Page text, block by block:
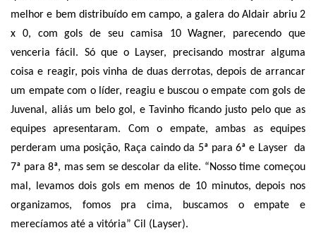
melhor e bem distribuído em campo, a galera do Aldair abriu 2
x 0, com gols de seu camisa 10 Wagner, parecendo que
venceria fácil. Só que o Layser, precisando mostrar alguma
coisa e reagir, pois vinha de duas derrotas, depois de arrancar
um empate com o líder, reagiu e buscou o empate com gols de
Juvenal, aliás um belo gol, e Tavinho ficando justo pelo que as
equipes apresentaram. Com o empate, ambas as equipes
perderam uma posição, Raça caindo da 5ª para 6ª e Layser da
7ª para 8ª, mas sem se descolar da elite. “Nosso time começou
mal, levamos dois gols em menos de 10 minutos, depois nos
organizamos, fomos pra cima, buscamos o empate e
merecíamos até a vitória” Cil (Layser).